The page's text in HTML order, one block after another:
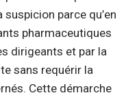
parce qu’en
pharmaceutiques
dirigeants et par la
sans requérir la
Cette démarche